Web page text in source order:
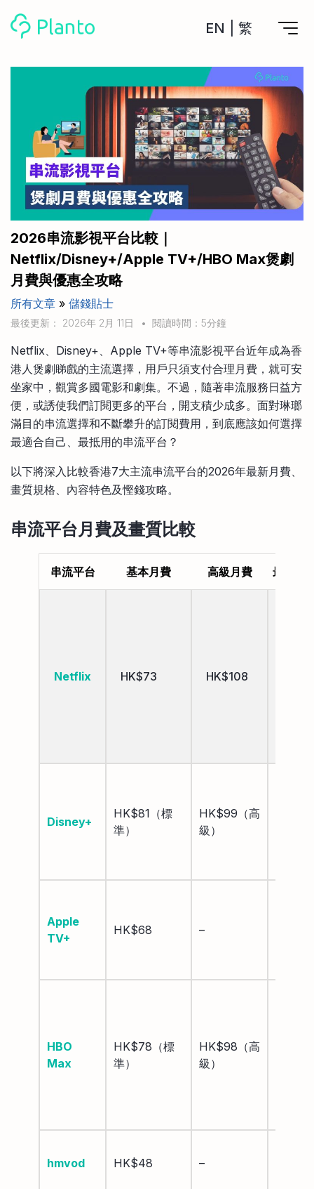
EN 繁
計劃買樓第一步
全功能記賬
管理及分析所有戶口
管理MPF戶口
一次過管理所有強積金戶口
申請清卡數/私人貸款
CreFIT x Planto推廣優惠
私人貸款
年利率/APR/年息比較
投資戶口 (美股)
比較最抵美股投資戶口
投資戶口 (港股)
比較最抵港股投資戶口
投資加密貨幣
比較最抵Crypto交易所
月供股票計劃
比較最抵月供計劃戶口
定期存款
比較定存利率
比較各種最優惠信用卡
關於我們
Academy
Marketplace
其他網站
商業解決方案
企業服務
2026串流影視平台比較｜
Netflix/Disney+/Apple TV+/HBO Max煲劇
月費與優惠全攻略
所有文章 » 儲錢貼士
最後更新： 2026年 2月 11日 • 閱讀時間：5分鐘
Netflix、Disney+、Apple TV+等串流影視平台近年成為香
港人煲劇睇戲的主流選擇，用戶只須支付合理月費，就可安
坐家中，觀賞多國電影和劇集。不過，隨著串流服務日益方
便，或誘使我們訂閱更多的平台，開支積少成多。面對琳瑯
滿目的串流選擇和不斷攀升的訂閱費用，到底應該如何選擇
最適合自己、最抵用的串流平台？
以下將深入比較香港7大主流串流平台的2026年最新月費、
畫質規格、內容特色及慳錢攻略。
串流平台月費及畫質比較
串流平台 基本月費 高級月費 最高畫
Netflix HK$73 HK$108
Disney+
HK$81（標
準）
HK$99（高
級）
Apple
TV+
HK$68 –
HBO
Max
HK$78（標
準）
HK$98（高
級）
hmvod HK$48 –